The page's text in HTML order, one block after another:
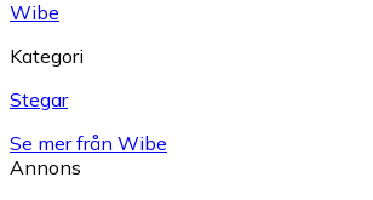
Wibe
Kategori
Stegar
Se mer från Wibe
Annons